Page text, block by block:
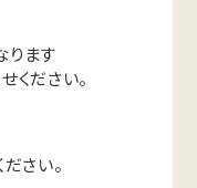
ります
ださい。
さい。